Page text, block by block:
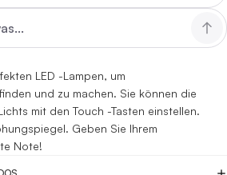
LED -Lampen, um
und zu machen. Sie können die
mit den Touch -Tasten einstellen.
Geben Sie Ihrem
Note!